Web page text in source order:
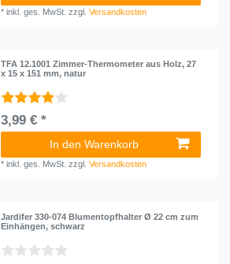
*inkl. ges. MwSt. zzgl.Versandkosten
TFA 12.1001 Zimmer-Thermometer aus Holz, 27
x 15 x 151 mm, natur
3,99 € *
In den Warenkorb
*inkl. ges. MwSt. zzgl.Versandkosten
Jardifer 330-074 Blumentopfhalter Ø 22 cm zum
Einhängen, schwarz